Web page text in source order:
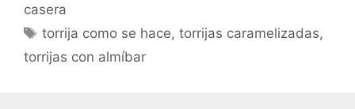
casera
torrija como se hace,torrijas caramelizadas,
torrijas con almíbar